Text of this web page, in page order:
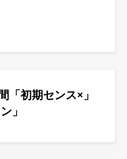
「初期センス×」
」